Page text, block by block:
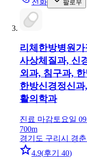
팔로우
리체한방병원
사상체질과, 신
외과, 침구과,
한방신경정신
활의학과
진료 마감토요일
700m
경기도 구리시 경
4.9(후기 40)